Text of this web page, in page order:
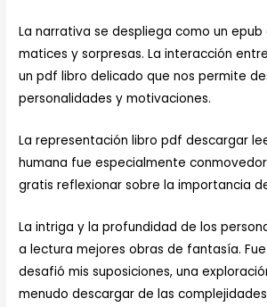
La narrativa se despliega como un
matices y sorpresas. La interacción
un pdf libro delicado que nos permite
personalidades y motivaciones.
La representación libro pdf descargar
humana fue especialmente
gratis reflexionar sobre la importancia
La intriga y la profundidad de los
a lectura mejores obras de fantasía.
desafió mis suposiciones, una
menudo descargar de las